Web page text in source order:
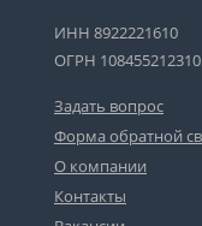
ИНН 8922221610
ОГРН
Задать вопрос
Форма обратной
О компании
Контакты